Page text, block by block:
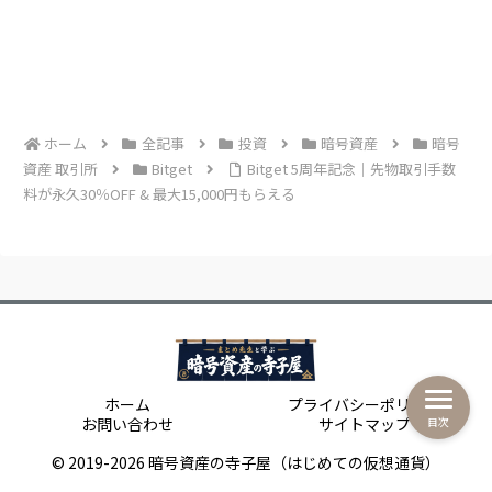
ホーム 全記事 投資 暗号資産
暗号
資産 取引所
Bitget
Bitget 5周年記念｜先物取引手数
料が永久30％OFF & 最大15,000円もらえる
ホーム
プライバシーポリシー
お問い合わせ
サイトマップ
© 2019-2026 暗号資産の寺子屋（はじめての仮想通貨）
目次